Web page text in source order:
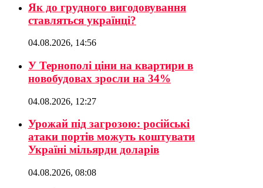
Як до грудного вигодовування
ставляться українці?
04.08.2026, 14:56
У Тернополі ціни на квартири в
новобудовах зросли на 34%
04.08.2026, 12:27
Урожай під загрозою: російські
атаки портів можуть коштувати
Україні мільярди доларів
04.08.2026, 08:08